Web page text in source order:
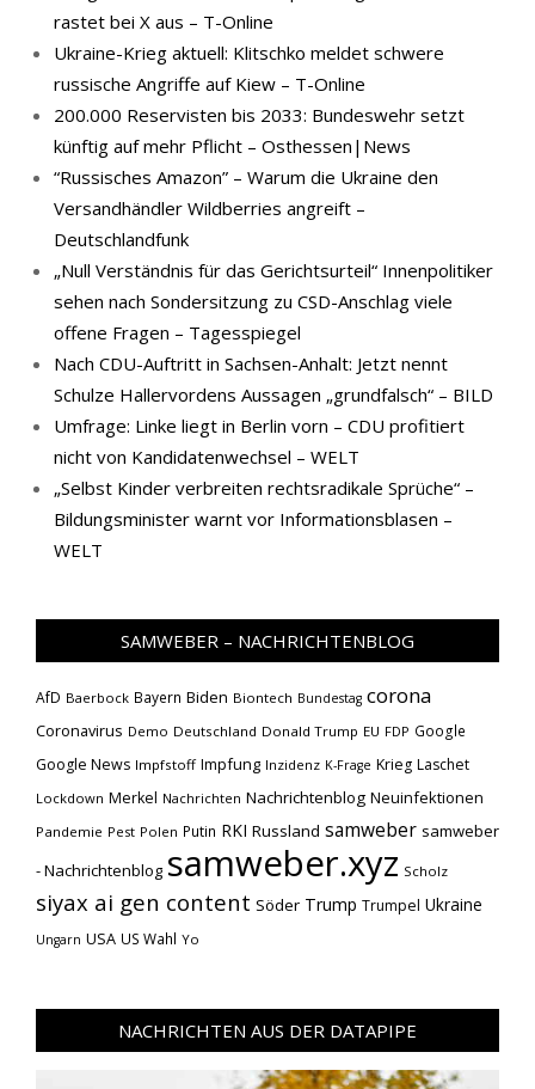
rastet bei X aus – T-Online
Ukraine-Krieg aktuell: Klitschko meldet schwere
russische Angriffe auf Kiew – T-Online
200.000 Reservisten bis 2033: Bundeswehr setzt
künftig auf mehr Pflicht – Osthessen|News
“Russisches Amazon” – Warum die Ukraine den
Versandhändler Wildberries angreift –
Deutschlandfunk
„Null Verständnis für das Gerichtsurteil“ Innenpolitiker
sehen nach Sondersitzung zu CSD-Anschlag viele
offene Fragen – Tagesspiegel
Nach CDU-Auftritt in Sachsen-Anhalt: Jetzt nennt
Schulze Hallervordens Aussagen „grundfalsch“ – BILD
Umfrage: Linke liegt in Berlin vorn – CDU profitiert
nicht von Kandidatenwechsel – WELT
„Selbst Kinder verbreiten rechtsradikale Sprüche“ –
Bildungsminister warnt vor Informationsblasen –
WELT
SAMWEBER – NACHRICHTENBLOG
AfD Baerbock Bayern Biden Biontech Bundestag corona
Coronavirus Demo Deutschland Donald Trump EU FDP Google
Google News Impfstoff Impfung Inzidenz K-Frage Krieg Laschet
Lockdown Merkel Nachrichten Nachrichtenblog Neuinfektionen
Pandemie Pest Polen Putin RKI Russland samweber samweber
- Nachrichtenblog samweber.xyz Scholz
siyax ai gen content Söder Trump Trumpel Ukraine
Ungarn USA US Wahl Yo
NACHRICHTEN AUS DER DATAPIPE